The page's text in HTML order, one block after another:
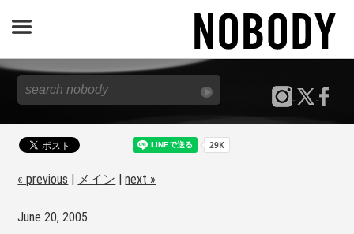
JOURNAL
SPECIAL
REPORT
NOBODY STORE
« previous メイン |next »
June 20, 2005